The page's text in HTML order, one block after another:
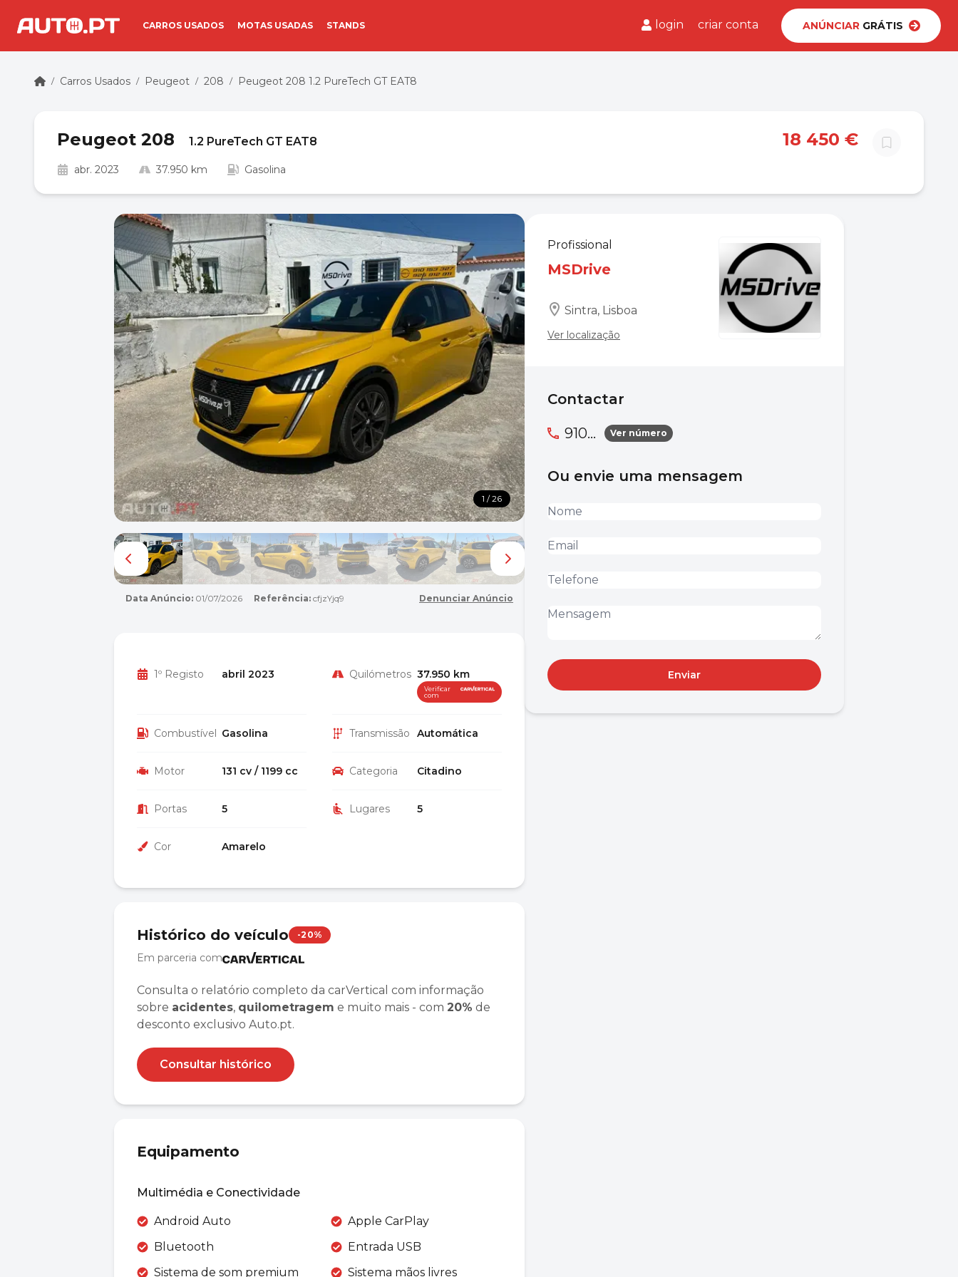
CARROS USADOS MOTAS USADAS STANDS login criar conta ANÚNCIARGRÁTIS
/ Carros Usados / Peugeot / 208 / Peugeot 208 1.2 PureTech GT EAT8
Peugeot 208 1.2 PureTech GT EAT8
abr. 2023 37.950 km Gasolina
18 450 €
1 / 26
Data Anúncio: 01/07/2026 Referência: cfjzYjq9 Denunciar Anúncio
1º Registo abril 2023 Quilómetros 37.950 km
Verificar
com
Combustível Gasolina Transmissão Automática
Motor 131 cv / 1199 cc Categoria Citadino
Portas 5 Lugares 5
Cor Amarelo
Histórico do veículo -20%
Em parceria com
Consulta o relatório completo da carVertical com informação
sobre acidentes, quilometragem e muito mais - com 20% de
desconto exclusivo Auto.pt.
Consultar histórico
Equipamento
Multimédia e Conectividade
Android Auto
Apple CarPlay
Bluetooth
Entrada USB
Sistema de som premium
Sistema mãos livres
Profissional
MSDrive
Sintra, Lisboa
Ver localização
Contactar
910...
Ver número
Ou envie uma mensagem
Enviar